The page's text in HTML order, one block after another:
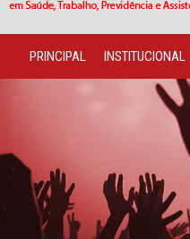
PRINCIPAL INSTITUCIONAL